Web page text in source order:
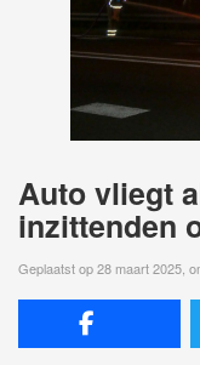
Auto vliegt
inzittenden
Geplaatst op 28 maart 2025,